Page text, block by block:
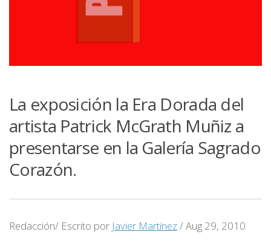
La exposición la Era Dorada del
artista Patrick McGrath Muñiz a
presentarse en la Galería Sagrado
Corazón.
Redacción/ Escrito por Javier Martínez/Aug 29, 2010